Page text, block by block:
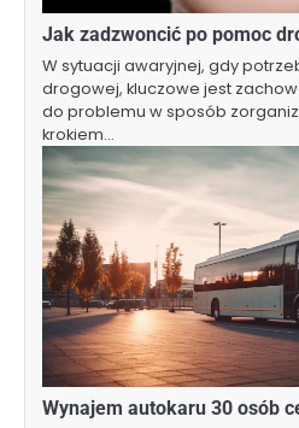
Jak zadzwoncić po pomoc
W sytuacji awaryjnej, gdy
drogowej, kluczowe jest
do problemu w sposób
krokiem…
Wynajem autokaru 30 osób